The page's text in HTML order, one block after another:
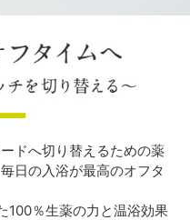
ドへ切り替えるための薬
日の入浴が最高のオフタ
100％生薬の力と温浴効果